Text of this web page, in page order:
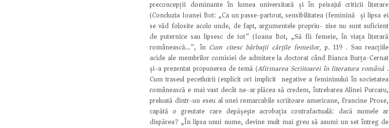
preconcepții dominante în lumea universitară și în peisajul criticii literare
(Concluzia Ioanei Bot: „Ca un passe-partout, sensibilitatea (feminină) și lipsa ei
se văd folosite acolo unde, de fapt, argumentele propriu- zise nu sunt suficient
de puternice sau lipsesc de tot” (Ioana Bot, „Să fii femeie, în viața literară
românească…”, în Cum citesc bărbații cărțile femeilor, p. 119). Sau reacțiile
acide ale membrilor comisiei de admitere la doctorat când Bianca Burța-Cernat
și-a prezentat propunerea de temă (Afirmarea Scriitoarei în literatura română).
Cum traseul pecetluirii (explicit ori implicit) negative a femininului în societatea
românească e mai vast decât ne-ar plăcea să credem, întrebarea Alinei Purcaru,
preluată dintr-un eseu al unei remarcabile scriitoare americane, Francine Prose,
capătă o greutate care depășește acrobația contrafactuală: dacă numele ar
dispărea? „În lipsa unui nume, devine mult mai greu să asumi un set întreg de